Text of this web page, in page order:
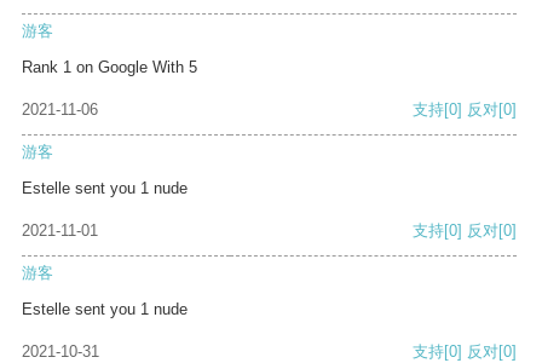
游客
Rank 1 on Google With 5
2021-11-06 支持[0] 反对[0]
游客
Estelle sent you 1 nude
2021-11-01 支持[0] 反对[0]
游客
Estelle sent you 1 nude
2021-10-31 支持[0] 反对[0]